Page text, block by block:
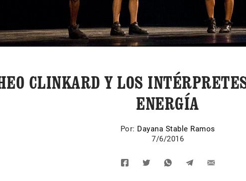
CLINKARD Y LOS
ENERGÍA
Por: Dayana Stable Ramos
7/6/2016